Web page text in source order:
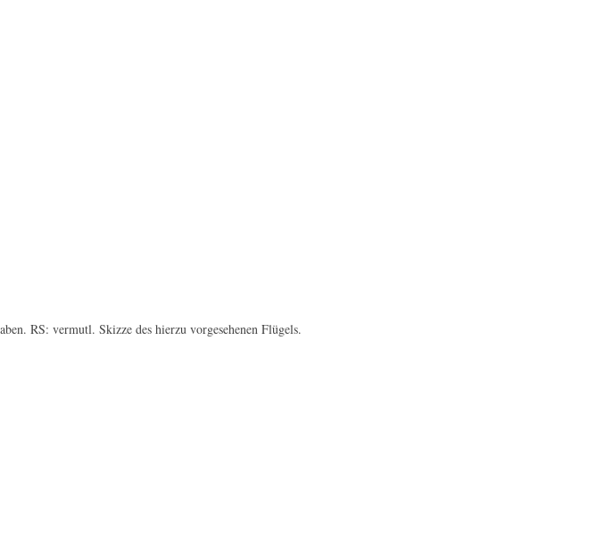
RS: vermutl. Skizze des hierzu vorgesehenen Flügels.